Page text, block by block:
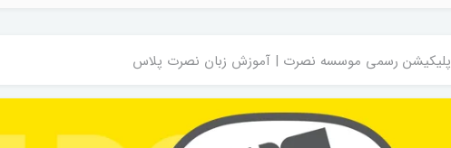
رسمی موسسه نصرت | آموزش زبان نصرت پلاس